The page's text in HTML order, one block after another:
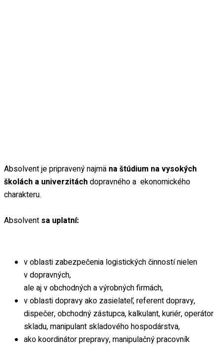
Absolvent je pripravený najmä na štúdium na vysokých
školách a univerzitáchdopravného a ekonomického
charakteru.
Absolvent sa uplatní:
v oblasti zabezpečenia logistických činností nielen
v dopravných,
ale aj v obchodných a výrobných firmách,
v oblasti dopravy ako zasielateľ, referent dopravy,
dispečer, obchodný zástupca, kalkulant, kuriér, operátor
skladu, manipulant skladového hospodárstva,
ako koordinátor prepravy, manipulačný pracovník